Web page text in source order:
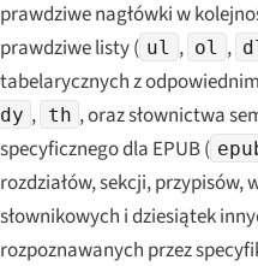
prawdziwe nagłówki w
prawdziwe listy ( ul , ol ,
tabelarycznych z
dy , th , oraz słownictwa
specyficznego dla EPUB (
rozdziałów, sekcji, przypisów,
słownikowych i dziesiątek
rozpoznawanych przez